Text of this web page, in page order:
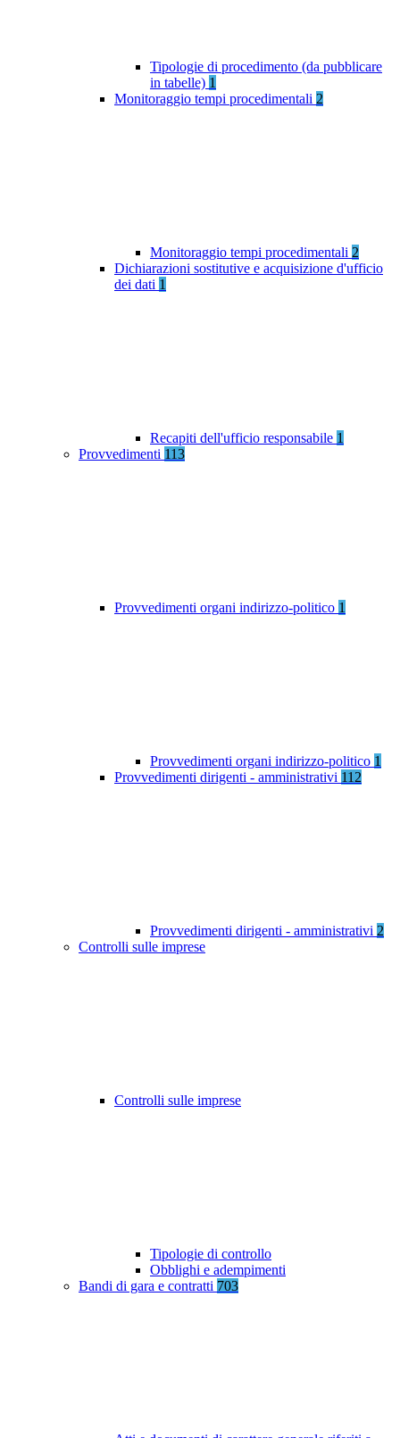
Tipologie di procedimento (da pubblicare
in tabelle) 1
Monitoraggio tempi procedimentali 2
Monitoraggio tempi procedimentali 2
Dichiarazioni sostitutive e acquisizione d'ufficio
dei dati 1
Recapiti dell'ufficio responsabile 1
Provvedimenti 113
Provvedimenti organi indirizzo-politico 1
Provvedimenti organi indirizzo-politico 1
Provvedimenti dirigenti - amministrativi 112
Provvedimenti dirigenti - amministrativi 2
Controlli sulle imprese
Controlli sulle imprese
Tipologie di controllo
Obblighi e adempimenti
Bandi di gara e contratti 703